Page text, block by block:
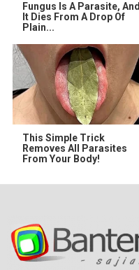
Fungus Is A Parasite, And
It Dies From A Drop Of
Plain...
This Simple Trick
Removes All Parasites
From Your Body!